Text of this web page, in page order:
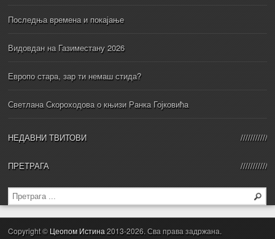
Последња времена и покајање
Видовдан на Газиместану 2026
Европо стара, зар ти немаш стида?
Светлана Скороходова о књизи Ранка Гојковића
НЕДАВНИ ТВИТОВИ
ПРЕТРАГА
Copyright © Цеопом Истина2013-2026. Сва права задржана.